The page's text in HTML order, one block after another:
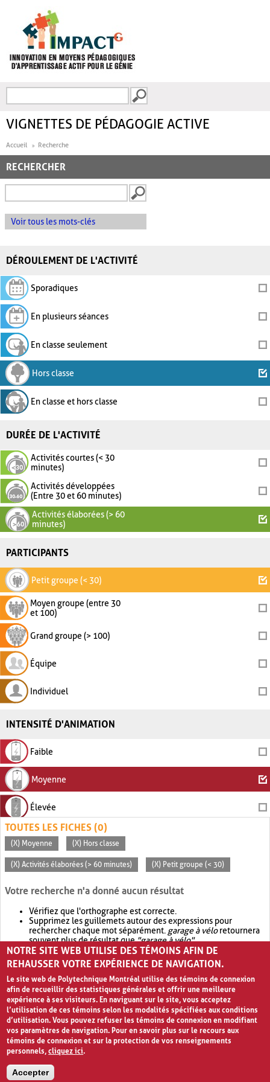
FORMULAIRE DE
VIGNETTES DE PÉDAGOGIE ACTIVE
Accueil Recherche
RECHERCHER
Voir tous les mots-clés
DÉROULEMENT DE L'ACTIVITÉ
Sporadiques
En plusieurs séances
En classe seulement
Hors classe
En classe et hors classe
DURÉE DE L'ACTIVITÉ
Activités courtes (< 30
minutes)
Activités développées
(Entre 30 et 60 minutes)
Activités élaborées (> 60
minutes)
PARTICIPANTS
Petit groupe (< 30)
Moyen groupe (entre 30
et 100)
Grand groupe (> 100)
Équipe
Individuel
INTENSITÉ D'ANIMATION
Faible
Moyenne
Élevée
TOUTES LES FICHES (0)
(X) Moyenne (X) Hors classe
(X) Activités élaborées (> 60 minutes) (X) Petit groupe (< 30)
Votre recherche n'a donné aucun résultat
Vérifiez que l'orthographe est correcte.
Supprimez les guillemets autour des expressions pour
rechercher chaque mot séparément. garage à véloretournera
souvent plus de résultat que"garage à vélo".
Envisagez d'élargir votre recherche avec OR.garage OR vélo
retournera souvent plus de résultat quegarage à vélo
NOTRE SITE WEB UTILISE DES TÉMOINS AFIN DE
REHAUSSER VOTRE EXPÉRIENCE DE NAVIGATION.
Le site web de Polytechnique Montréal utilise des témoins de connexion
afin de recueillir des statistiques générales et offrir une meilleure
expérience à ses visiteurs. En naviguant sur le site, vous acceptez
l’utilisation de ces témoins selon les modalités spécifiées aux conditions
d’utilisation. Vous pouvez refuser les témoins de connexion en modifiant
vos paramètres de navigation. Pour en savoir plus sur le recours aux
témoins de connexion et sur la protection de vos renseignements
personnels,cliquez ici.
Accepter